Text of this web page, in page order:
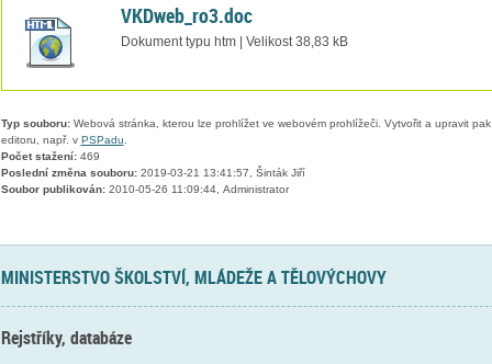
VKDweb_ro3.doc
Dokument typu htm | Velikost 38,83 kB
Typ souboru:Webová stránka, kterou lze prohlížet ve webovém prohlížeči. Vytvořit a upravit
editoru, např. v PSPadu.
Počet stažení:469
Poslední změna souboru:2019-03-21 13:41:57, Šinták Jiří
Soubor publikován:2010-05-26 11:09:44, Administrator
MINISTERSTVO ŠKOLSTVÍ, MLÁDEŽE A TĚLOVÝCHOVY
Rejstříky, databáze